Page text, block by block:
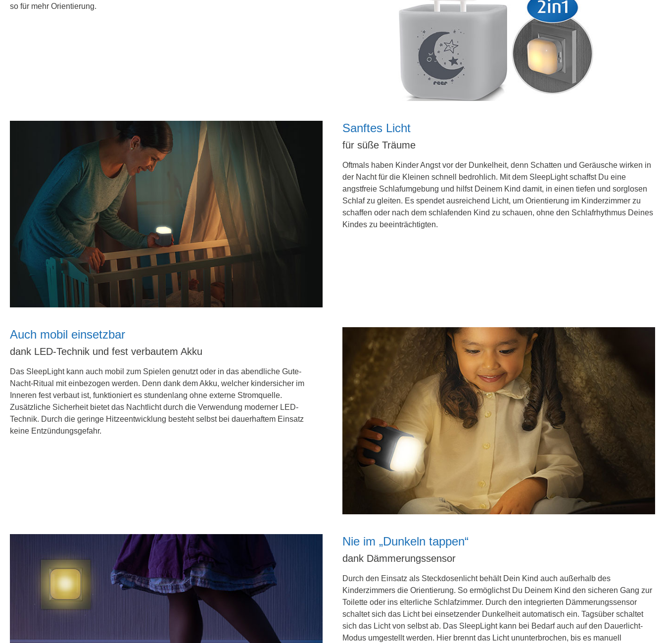
so für mehr Orientierung.
Sanftes Licht
für süße Träume
Oftmals haben Kinder Angst vor der Dunkelheit, denn Schatten und Geräusche wirken in
der Nacht für die Kleinen schnell bedrohlich. Mit dem SleepLight schaffst Du eine
angstfreie Schlafumgebung und hilfst Deinem Kind damit, in einen tiefen und sorglosen
Schlaf zu gleiten. Es spendet ausreichend Licht, um Orientierung im Kinderzimmer zu
schaffen oder nach dem schlafenden Kind zu schauen, ohne den Schlafrhythmus Deines
Kindes zu beeinträchtigten.
Auch mobil einsetzbar
dank LED-Technik und fest verbautem Akku
Das SleepLight kann auch mobil zum Spielen genutzt oder in das abendliche Gute-
Nacht-Ritual mit einbezogen werden. Denn dank dem Akku, welcher kindersicher im
Inneren fest verbaut ist, funktioniert es stundenlang ohne externe Stromquelle.
Zusätzliche Sicherheit bietet das Nachtlicht durch die Verwendung moderner LED-
Technik. Durch die geringe Hitzeentwicklung besteht selbst bei dauerhaftem Einsatz
keine Entzündungsgefahr.
Nie im „Dunkeln tappen“
dank Dämmerungssensor
Durch den Einsatz als Steckdosenlicht behält Dein Kind auch außerhalb des
Kinderzimmers die Orientierung. So ermöglichst Du Deinem Kind den sicheren Gang zur
Toilette oder ins elterliche Schlafzimmer. Durch den integrierten Dämmerungssensor
schaltet sich das Licht bei einsetzender Dunkelheit automatisch ein. Tagsüber schaltet
sich das Licht von selbst ab. Das SleepLight kann bei Bedarf auch auf den Dauerlicht-
Modus umgestellt werden. Hier brennt das Licht ununterbrochen, bis es manuell